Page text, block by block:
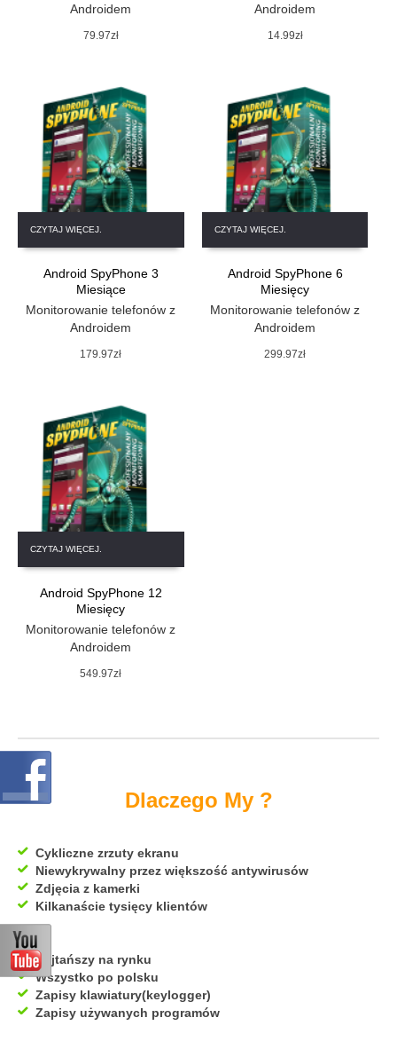
Androidem
79.97zł
Androidem
14.99zł
CZYTAJ WIĘCEJ.
Android SpyPhone 3
Miesiące
Monitorowanie telefonów z
Androidem
179.97zł
CZYTAJ WIĘCEJ.
Android SpyPhone 6
Miesięcy
Monitorowanie telefonów z
Androidem
299.97zł
CZYTAJ WIĘCEJ.
Android SpyPhone 12
Miesięcy
Monitorowanie telefonów z
Androidem
549.97zł
Dlaczego My ?
Cykliczne zrzuty ekranu
Niewykrywalny przez większość antywirusów
Zdjęcia z kamerki
Kilkanaście tysięcy klientów
Najtańszy na rynku
Wszystko po polsku
Zapisy klawiatury(keylogger)
Zapisy używanych programów